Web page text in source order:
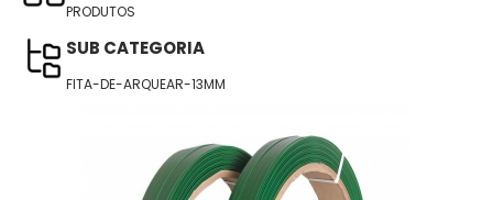
PRODUTOS
SUB CATEGORIA
FITA-DE-ARQUEAR-13MM